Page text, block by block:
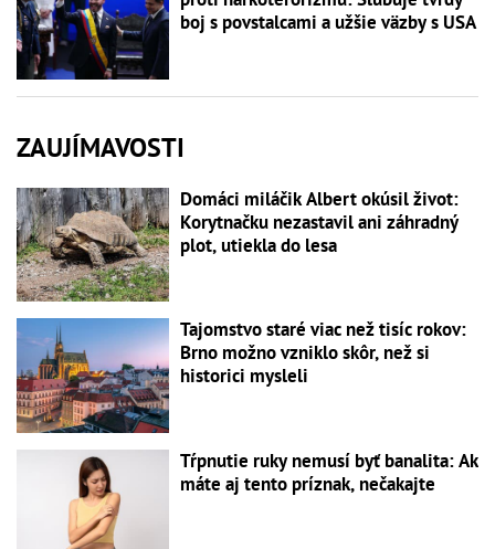
boj s povstalcami a užšie väzby s USA
ZAUJÍMAVOSTI
Domáci miláčik Albert okúsil život:
Korytnačku nezastavil ani záhradný
plot, utiekla do lesa
Tajomstvo staré viac než tisíc rokov:
Brno možno vzniklo skôr, než si
historici mysleli
Tŕpnutie ruky nemusí byť banalita: Ak
máte aj tento príznak, nečakajte